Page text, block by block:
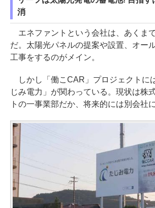
消
エネファントという会社は、あくま
だ。太陽光パネルの提案や設置、オー
工事をするのがメイン。
しかし「働こCAR」プロジェクトに
じみ電力」が関わっている。現状は株
トの一事業部だか、将来的には別会社